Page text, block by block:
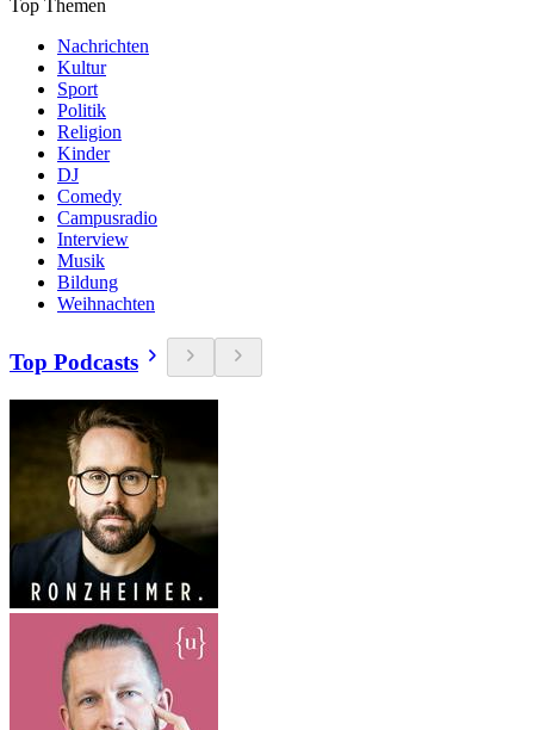
Top Themen
Nachrichten
Kultur
Sport
Politik
Religion
Kinder
DJ
Comedy
Campusradio
Interview
Musik
Bildung
Weihnachten
Top Podcasts